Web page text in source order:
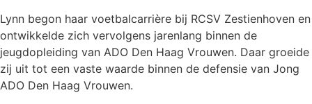
Lynn begon haar voetbalcarrière bij RCSV Zestienhoven en
ontwikkelde zich vervolgens jarenlang binnen de
jeugdopleiding van ADO Den Haag Vrouwen. Daar groeide
zij uit tot een vaste waarde binnen de defensie van Jong
ADO Den Haag Vrouwen.